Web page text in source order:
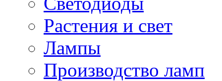
Растения и свет
Лампы
Производство ламп